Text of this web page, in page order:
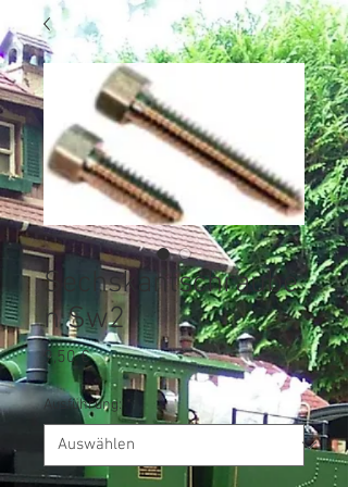
Sechskantschraube
n Sw2
9,50 €Preis
Ausführung: *